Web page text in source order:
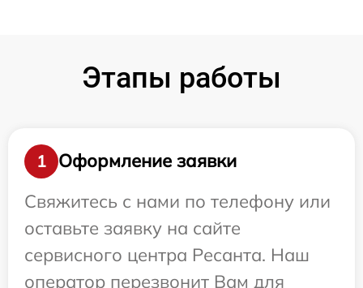
Этапы работы
1
Оформление заявки
Свяжитесь с нами по телефону или
оставьте заявку на сайте
сервисного центра Ресанта. Наш
оператор перезвонит Вам для